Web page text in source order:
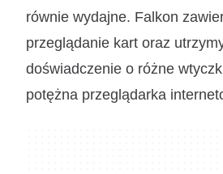
równie wydajne. Falkon
przeglądanie kart oraz
doświadczenie o różne
potężna przeglądarka